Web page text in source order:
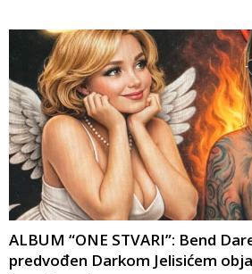
ALBUM “ONE STVARI”: Bend
predvođen Darkom Jelisićem